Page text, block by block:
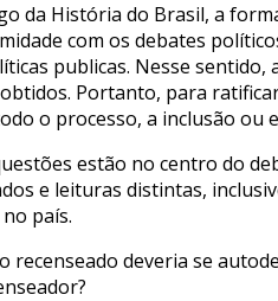
da História do Brasil, a
com os debates
publicas. Nesse
Portanto, para
o processo, a inclusão ou
estão no centro do
e leituras distintas,
país.
recenseado deveria se